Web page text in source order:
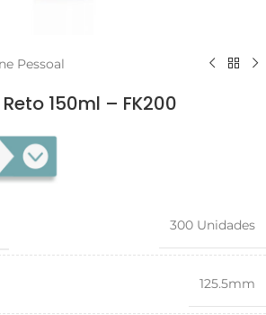
Pessoal
150ml – FK200
300 Unidades
125.5mm